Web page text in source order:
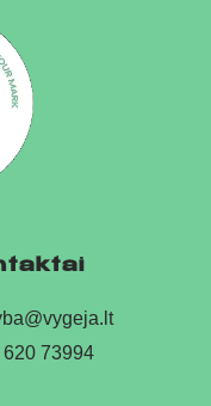
620 73994